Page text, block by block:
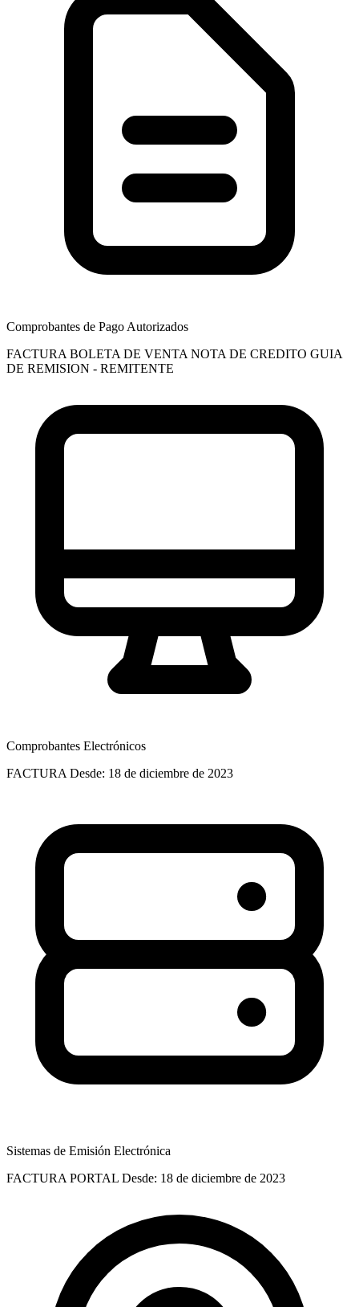
Comprobantes de Pago Autorizados
FACTURA BOLETA DE VENTA NOTA DE CREDITO GUIA
DE REMISION - REMITENTE
Comprobantes Electrónicos
FACTURA Desde: 18 de diciembre de 2023
Sistemas de Emisión Electrónica
FACTURA PORTAL Desde: 18 de diciembre de 2023